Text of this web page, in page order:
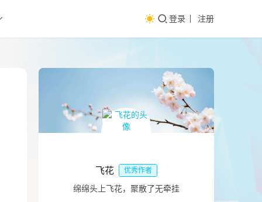
登录 注册
飞花 优秀作者
绵绵头上飞花，聚散了无牵挂